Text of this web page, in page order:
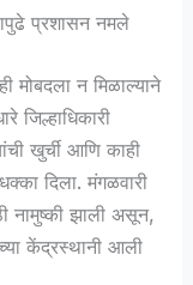
प्रशासन नमले
मोबदला न मिळाल्याने
जिल्हाधिकारी
खुर्ची आणि काही
दिला. मंगळवारी
नामुष्की झाली असून,
केंद्रस्थानी आली